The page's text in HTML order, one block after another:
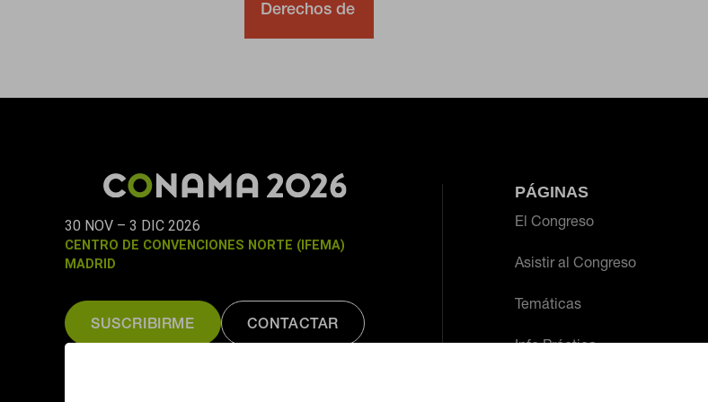
Derechos de
Industriales
de Andalucía
30 NOV – 3 DIC 2026
CENTRO DE CONVENCIONES NORTE (IFEMA)
MADRID
SUSCRIBIRME CONTACTAR
PÁGINAS
El Congreso
Asistir al Congreso
Temáticas
Info Práctica